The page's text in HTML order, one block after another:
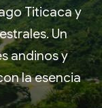
Titicaca y
Un
andinos y
la esencia